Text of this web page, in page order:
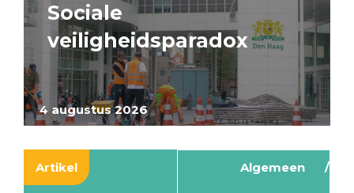
4 augustus 2026
Sociale
veiligheidsparadox
Artikel Algemeen